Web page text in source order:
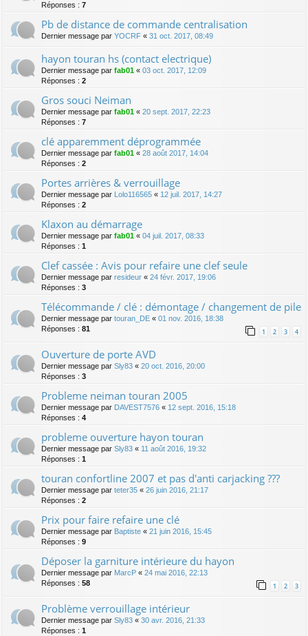
Réponses : 7
Pb de distance de commande centralisation
Dernier message par YOCRF « 31 oct. 2017, 08:49
hayon touran hs (contact electrique)
Dernier message par fab01 « 03 oct. 2017, 12:09
Réponses : 2
Gros souci Neiman
Dernier message par fab01 « 20 sept. 2017, 22:23
Réponses : 7
clé apparemment déprogrammée
Dernier message par fab01 « 28 août 2017, 14:04
Réponses : 2
Portes arrières & verrouillage
Dernier message par Lolo116565 « 12 juil. 2017, 14:27
Réponses : 2
Klaxon au démarrage
Dernier message par fab01 « 04 juil. 2017, 08:33
Réponses : 1
Clef cassée : Avis pour refaire une clef seule
Dernier message par resideur « 24 févr. 2017, 19:06
Réponses : 3
Télécommande / clé : démontage / changement de pile
Dernier message par touran_DE « 01 nov. 2016, 18:38
Réponses : 81 1 2 3 4
Ouverture de porte AVD
Dernier message par Sly83 « 20 oct. 2016, 20:00
Réponses : 3
Probleme neiman touran 2005
Dernier message par DAVEST7576 « 12 sept. 2016, 15:18
Réponses : 4
probleme ouverture hayon touran
Dernier message par Sly83 « 11 août 2016, 19:32
Réponses : 1
touran confortline 2007 et pas d'anti carjacking ???
Dernier message par teter35 « 26 juin 2016, 21:17
Réponses : 2
Prix pour faire refaire une clé
Dernier message par Baptiste « 21 juin 2016, 15:45
Réponses : 9
Déposer la garniture intérieure du hayon
Dernier message par MarcP « 24 mai 2016, 22:13
Réponses : 58 1 2 3
Problème verrouillage intérieur
Dernier message par Sly83 « 30 avr. 2016, 21:33
Réponses : 1